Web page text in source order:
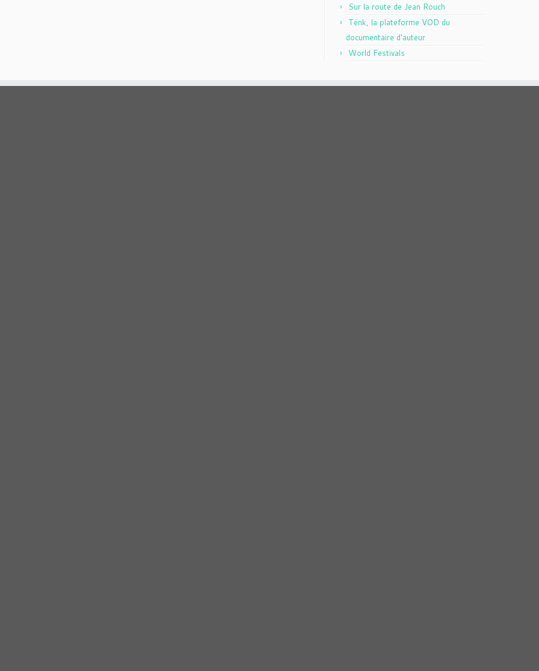
Sur la route de Jean Rouch
Tënk, la plateforme VOD du
documentaire d'auteur
World Festivals